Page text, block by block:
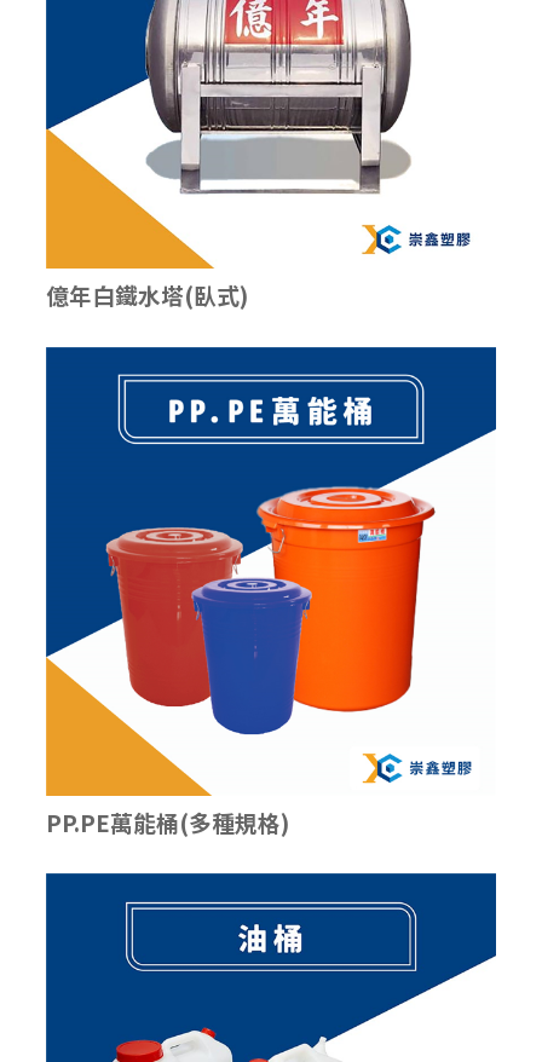
億年白鐵水塔(臥式)
PP.PE萬能桶(多種規格)